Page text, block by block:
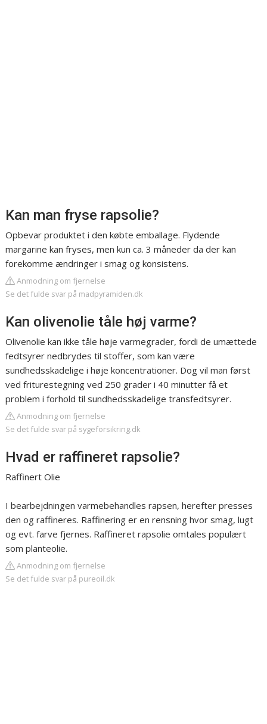
Kan man fryse rapsolie?
Opbevar produktet i den købte emballage. Flydende
margarine kan fryses, men kun ca. 3 måneder da der kan
forekomme ændringer i smag og konsistens.
Anmodning om fjernelse
Se det fulde svar på madpyramiden.dk
Kan olivenolie tåle høj varme?
Olivenolie kan ikke tåle høje varmegrader, fordi de umættede
fedtsyrer nedbrydes til stoffer, som kan være
sundhedsskadelige i høje koncentrationer. Dog vil man først
ved friturestegning ved 250 grader i 40 minutter få et
problem i forhold til sundhedsskadelige transfedtsyrer.
Anmodning om fjernelse
Se det fulde svar på sygeforsikring.dk
Hvad er raffineret rapsolie?
Raffinert Olie
I bearbejdningen varmebehandles rapsen, herefter presses
den og raffineres. Raffinering er en rensning hvor smag, lugt
og evt. farve fjernes. Raffineret rapsolie omtales populært
som planteolie.
Anmodning om fjernelse
Se det fulde svar på pureoil.dk